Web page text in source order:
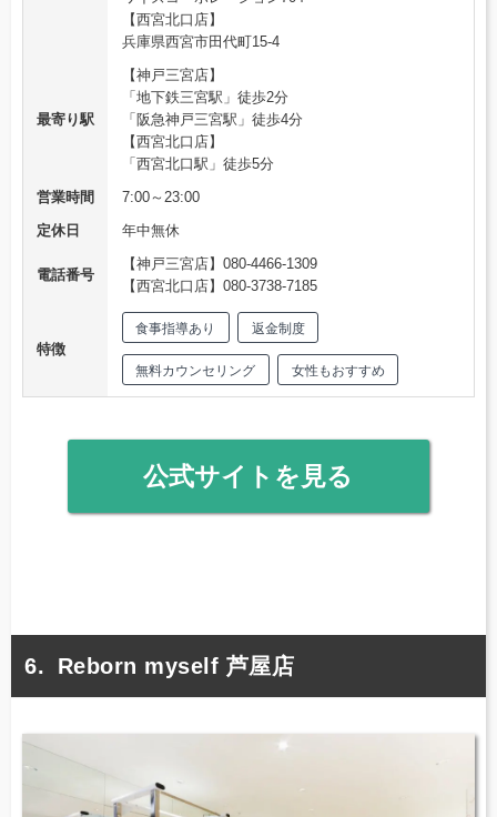
【西宮北口店】
兵庫県西宮市田代町15-4
最寄り駅
【神戸三宮店】
「地下鉄三宮駅」徒歩2分
「阪急神戸三宮駅」徒歩4分
【西宮北口店】
「西宮北口駅」徒歩5分
営業時間
7:00～23:00
定休日
年中無休
電話番号
【神戸三宮店】080-4466-1309
【西宮北口店】080-3738-7185
特徴
食事指導あり 返金制度
無料カウンセリング 女性もおすすめ
公式サイトを見る
Reborn myself 芦屋店